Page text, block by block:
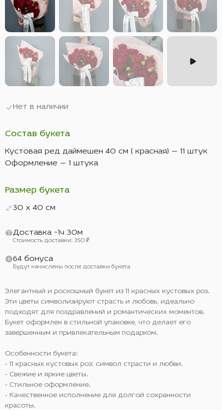
Нет в наличии
Состав букета
Кустовая ред даймешен 40 см ( красная) — 11 штук
Оформление — 1 штука
Размер букета
30 x 40 см
Доставка ~1ч 30м
Стоимость доставки: 350 ₽
64 бонуса
Будут начислены после доставки букета
Элегантный и роскошный букет из 11 красных кустовых роз.
Эти цветы символизируют страсть и любовь, идеально
подходят для поздравлений и романтических моментов.
Букет оформлен в стильной упаковке, что делает его
завершенным и привлекательным подарком.
Особенности букета:
- 11 красных кустовых роз: символ страсти и любви.
- Свежие и яркие цветы.
- Стильное оформление.
- Качественное исполнение для долгой сохранности
красоты.